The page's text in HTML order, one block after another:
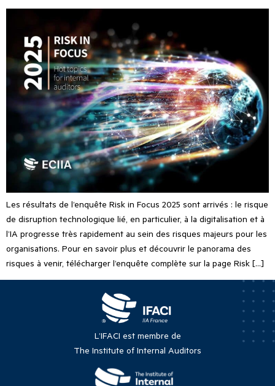
Les résultats de l’enquête Risk in Focus 2025 sont arrivés : le risque
de disruption technologique lié, en particulier, à la digitalisation et à
l’IA progresse très rapidement au sein des risques majeurs pour les
organisations. Pour en savoir plus et découvrir le panorama des
risques à venir, télécharger l’enquête complète sur la page Risk […]
L’IFACI est membre de
The Institute of Internal Auditors